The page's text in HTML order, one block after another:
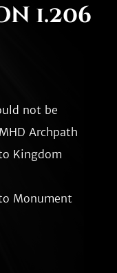
1.206
not be
Archpath
Kingdom
Monument